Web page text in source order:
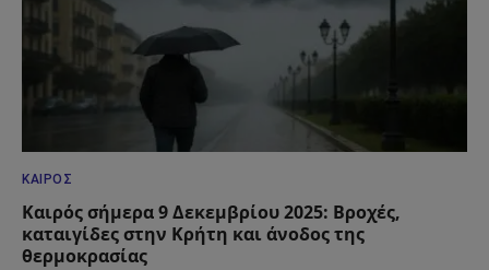
ΚΑΙΡΌΣ
Καιρός σήμερα 9 Δεκεμβρίου 2025: Βροχές,
καταιγίδες στην Κρήτη και άνοδος της
θερμοκρασίας